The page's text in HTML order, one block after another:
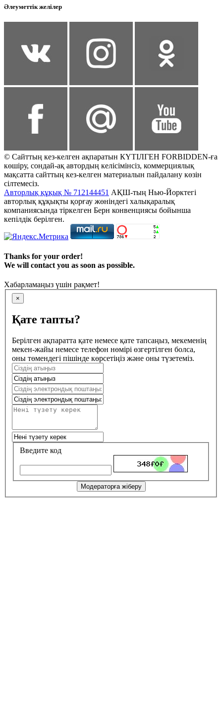
Әлеуметтік желілер
© Сайттың кез-келген ақпаратын КҮТІЛГЕН FORBIDDEN-ға
көшіру, сондай-ақ автордың келісімінсіз, коммерциялық
мақсатта сайттың кез-келген материалын пайдалану көзін
сілтемесіз.
Авторлық құқық № 712144451 АҚШ-тың Нью-Йорктегі
авторлық құқықты қорғау жөніндегі халықаралық
компаниясында тіркелген Берн конвенциясы бойынша
кепілдік берілген.
Thanks for your order!
We will contact you as soon as possible.
Хабарламаңыз үшін рақмет!
×
Қате тапты?
Берілген ақпаратта қате немесе қате тапсаңыз, мекеменің
мекен-жайы немесе телефон нөмірі өзгертілген болса,
оны төмендегі пішінде көрсетіңіз және оны түзетеміз.
Введите код
Модераторға жіберу